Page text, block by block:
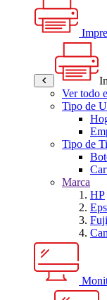
Ver todo
Tipo de
Tipo de
Marca
HP